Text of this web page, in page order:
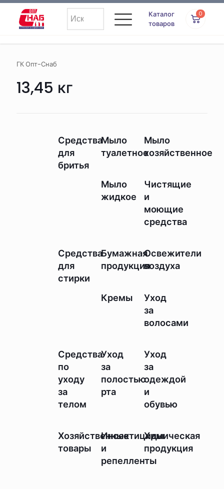
Каталог
товаров
0
ГК Опт-Снаб
13,45 кг
Средства
для
бритья
Мыло
туалетное
Мыло
хозяйственное
Мыло
жидкое
Чистящие
и
моющие
средства
Средства
для
стирки
Бумажная
продукция
Освежители
воздуха
Кремы
Уход
за
волосами
Средства
по
уходу
за
телом
Уход
за
полостью
рта
Уход
за
одеждой
и
обувью
Хозяйственные
товары
Инсектициды
и
репелленты
Химическая
продукция